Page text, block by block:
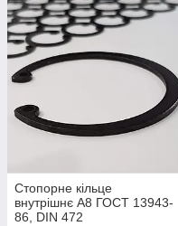
Стопорне кільце
внутрішнє А8 ГОСТ 13943-
86, DIN 472